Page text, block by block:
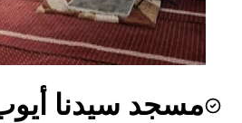
مسجد سيدنا